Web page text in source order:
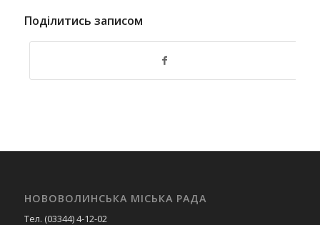
Поділитись записом
НОВОВОЛИНСЬКА МІСЬКА РАДА
Тел. (03344) 4-12-02